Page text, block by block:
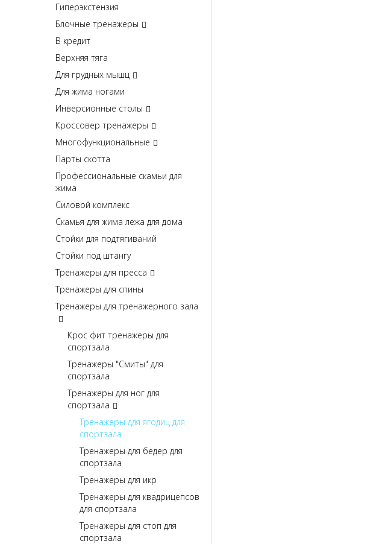
Гиперэкстензия
Блочные тренажеры
В кредит
Верхняя тяга
Для грудных мышц
Для жима ногами
Инверсионные столы
Кроссовер тренажеры
Многофункциональные
Парты скотта
Профессиональные скамьи для
жима
Силовой комплекс
Скамья для жима лежа для дома
Стойки для подтягиваний
Стойки под штангу
Тренажеры для пресса
Тренажеры для спины
Тренажеры для тренажерного зала
Крос фит тренажеры для
спортзала
Тренажеры "Смиты" для
спортзала
Тренажеры для ног для
спортзала
Тренажеры для ягодиц для
спортзала
Тренажеры для бедер для
спортзала
Тренажеры для икр
Тренажеры для квадрицепсов
для спортзала
Тренажеры для стоп для
спортзала